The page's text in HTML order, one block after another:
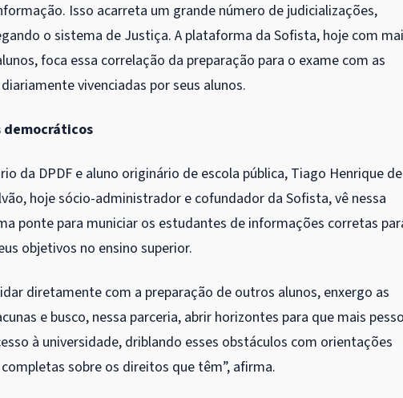
Isso acarreta um grande número de judicializações,
o sistema de Justiça. A plataforma da Sofista, hoje com
foca essa correlação da preparação para o exame com as
vivenciadas por seus alunos.
democráticos
da DPDF e aluno originário de escola pública, Tiago Henrique de
hoje sócio-administrador e cofundador da Sofista, vê nessa
ponte para municiar os estudantes de informações corretas
objetivos no ensino superior.
diretamente com a preparação de outros alunos, enxergo as
e busco, nessa parceria, abrir horizontes para que mais
à universidade, driblando esses obstáculos com orientações
sobre os direitos que têm”, afirma.